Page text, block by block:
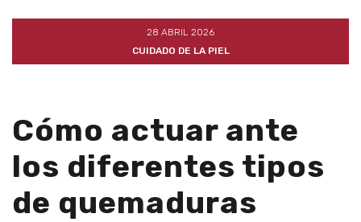
28 ABRIL 2026
CUIDADO DE LA PIEL
Cómo actuar ante
los diferentes tipos
de quemaduras